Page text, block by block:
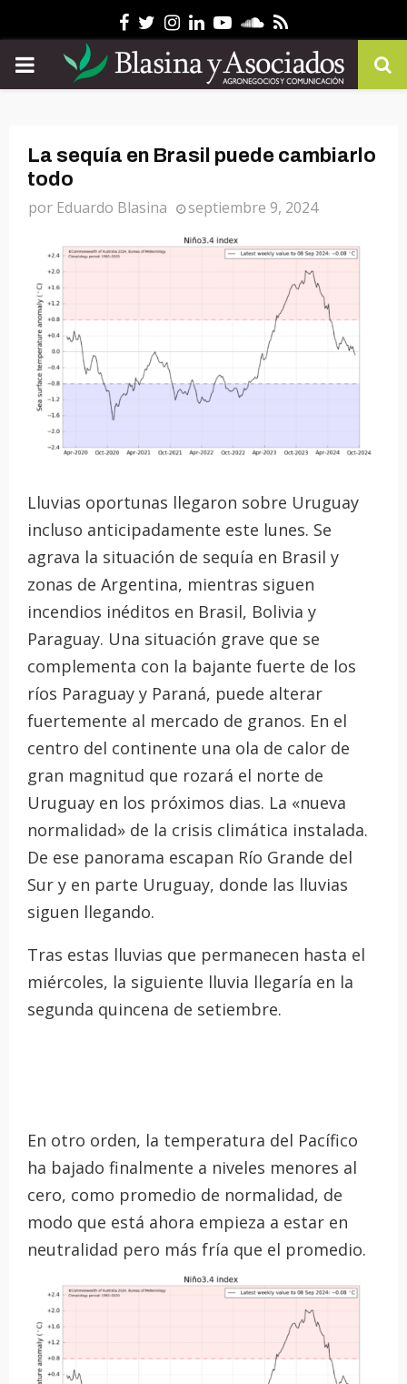
Facebook
Twitter
Instagram
Linkedin
YoutubeSoundcloud
Rss
PRIMARY
La sequía en Brasil puede cambiarlo
todo
por Eduardo Blasina septiembre 9, 2024
Lluvias oportunas llegaron sobre Uruguay
incluso anticipadamente este lunes. Se
agrava la situación de sequía en Brasil y
zonas de Argentina, mientras siguen
incendios inéditos en Brasil, Bolivia y
Paraguay. Una situación grave que se
complementa con la bajante fuerte de los
ríos Paraguay y Paraná, puede alterar
fuertemente al mercado de granos. En el
centro del continente una ola de calor de
gran magnitud que rozará el norte de
Uruguay en los próximos dias. La «nueva
normalidad» de la crisis climática instalada.
De ese panorama escapan Río Grande del
Sur y en parte Uruguay, donde las lluvias
siguen llegando.
Tras estas lluvias que permanecen hasta el
miércoles, la siguiente lluvia llegaría en la
segunda quincena de setiembre.
En otro orden, la temperatura del Pacífico
ha bajado finalmente a niveles menores al
cero, como promedio de normalidad, de
modo que está ahora empieza a estar en
neutralidad pero más fría que el promedio.